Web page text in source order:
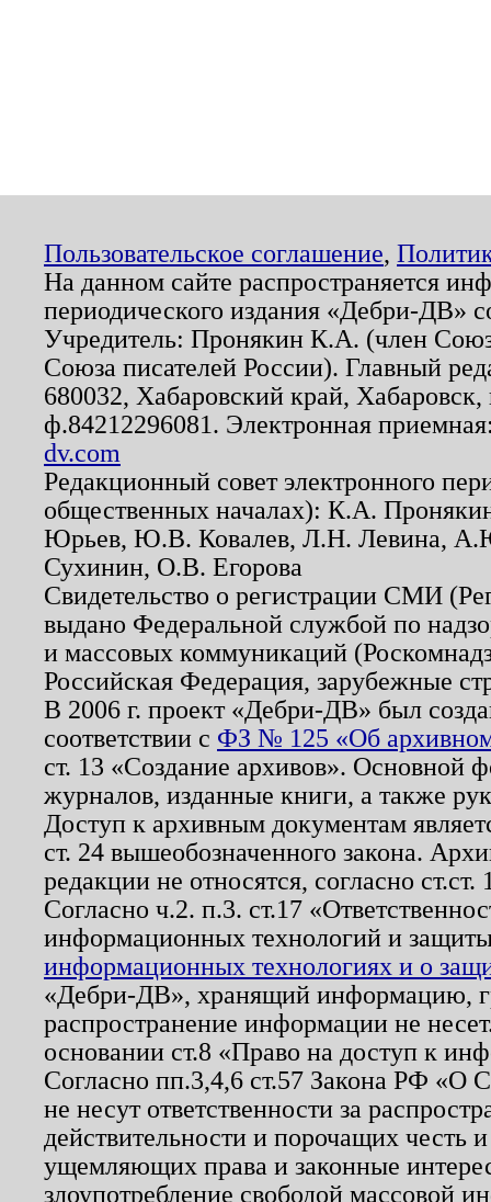
Пользовательское соглашение,
На данном сайте распространяется
периодического издания «Дебри-ДВ»
Учредитель: Пронякин К.А. (член
Союза писателей России). Главный
680032, Хабаровский край,
ф.84212296081. Электронная
dv.com
Редакционный совет электронного
общественных началах): К.А.
Юрьев, Ю.В. Ковалев, Л.Н. Левина,
Сухинин, О.В. Егорова
Свидетельство о регистрации СМИ
выдано Федеральной службой по
и массовых коммуникаций
Российская Федерация, зарубежные
В 2006 г. проект «Дебри-ДВ» был
соответствии с ФЗ № 125 «Об
ст. 13 «Создание архивов». Основной
журналов, изданные книги, а также
Доступ к архивным документам
ст. 24 вышеобозначенного закона.
редакции не относятся, согласно
Согласно ч.2. п.3. ст.17
информационных технологий и
информационных технологиях и о
«Дебри-ДВ», хранящий информацию,
распространение информации не
основании ст.8 «Право на доступ к
Согласно пп.3,4,6 ст.57 Закона РФ «О
не несут ответственности за
действительности и порочащих честь
ущемляющих права и законные
злоупотребление свободой массовой